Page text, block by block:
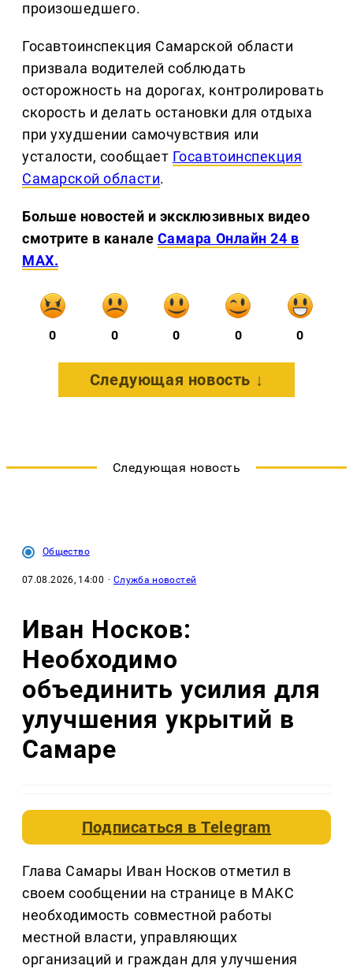
произошедшего.
Госавтоинспекция Самарской области
призвала водителей соблюдать
осторожность на дорогах, контролировать
скорость и делать остановки для отдыха
при ухудшении самочувствия или
усталости, сообщает Госавтоинспекция
Самарской области.
Больше новостей и эксклюзивных видео
смотрите в канале Самара Онлайн 24 в
MAX.
0 0 0 0 0
Следующая новость ↓
Следующая новость
Общество
07.08.2026, 14:00 · Служба новостей
Иван Носков:
Необходимо
объединить усилия для
улучшения укрытий в
Самаре
Подписаться вTelegram
Глава Самары Иван Носков отметил в
своем сообщении на странице в МАКС
необходимость совместной работы
местной власти, управляющих
организаций и граждан для улучшения